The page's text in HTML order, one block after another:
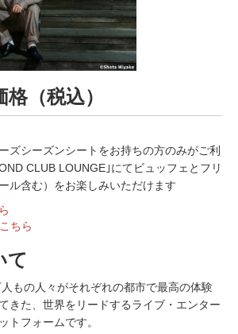
（税込）
ズシーズンシートをお持ちの方のみがご利
CLUB LOUNGE｣にてビュッフェとフリ
ル含む）をお楽しみいただけます
ちら
て
もの人々がそれぞれの都市で最高の体験
きた、世界をリードするライブ・エンター
トフォームです。